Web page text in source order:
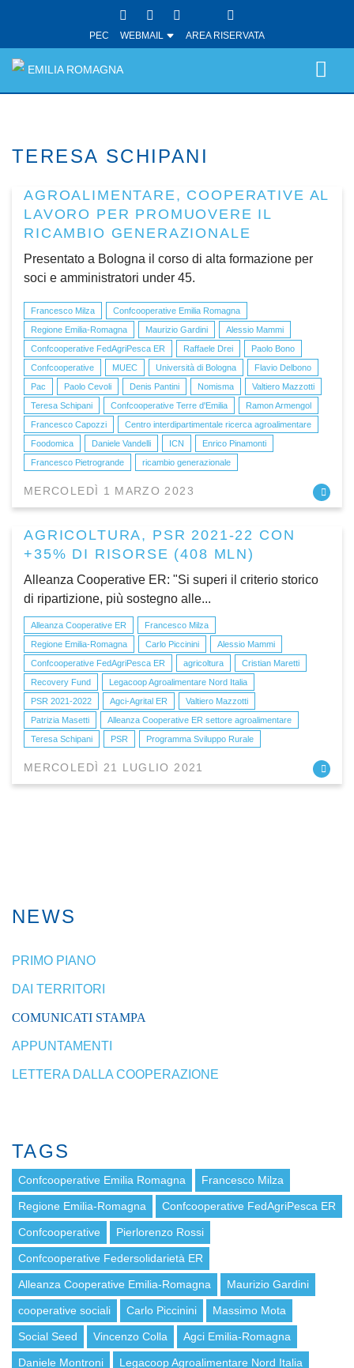
PEC WEBMAIL AREA RISERVATA
EMILIA ROMAGNA
TERESA SCHIPANI
AGROALIMENTARE, COOPERATIVE AL
LAVORO PER PROMUOVERE IL
RICAMBIO GENERAZIONALE
Presentato a Bologna il corso di alta formazione per
soci e amministratori under 45.
Francesco Milza
Confcooperative Emilia Romagna
Regione Emilia-Romagna
Maurizio Gardini
Alessio Mammi
Confcooperative FedAgriPesca ER
Raffaele Drei
Paolo Bono
Confcooperative
MUEC Università di Bologna
Flavio Delbono
Pac
Paolo Cevoli Denis Pantini Nomisma
Valtiero Mazzotti
Teresa Schipani
Confcooperative Terre d'Emilia
Ramon Armengol
Francesco Capozzi
Centro interdipartimentale ricerca agroalimentare
Foodomica
Daniele Vandelli ICN
Enrico Pinamonti
Francesco Pietrogrande
ricambio generazionale
MERCOLEDÌ 1 MARZO 2023
AGRICOLTURA, PSR 2021-22 CON
+35% DI RISORSE (408 MLN)
Alleanza Cooperative ER: "Si superi il criterio storico
di ripartizione, più sostegno alle...
Alleanza Cooperative ER
Francesco Milza
Regione Emilia-Romagna
Carlo Piccinini
Alessio Mammi
Confcooperative FedAgriPesca ER
agricoltura
Cristian Maretti
Recovery Fund
Legacoop Agroalimentare Nord Italia
PSR 2021-2022
Agci-Agrital ER
Valtiero Mazzotti
Patrizia Masetti
Alleanza Cooperative ER settore agroalimentare
Teresa Schipani
PSR Programma Sviluppo Rurale
MERCOLEDÌ 21 LUGLIO 2021
NEWS
PRIMO PIANO
DAI TERRITORI
COMUNICATI STAMPA
APPUNTAMENTI
LETTERA DALLA COOPERAZIONE
TAGS
Confcooperative Emilia Romagna Francesco Milza
Regione Emilia-Romagna Confcooperative FedAgriPesca ER
Confcooperative Pierlorenzo Rossi
Confcooperative Federsolidarietà ER
Alleanza Cooperative Emilia-Romagna Maurizio Gardini
cooperative sociali Carlo Piccinini Massimo Mota
Social Seed Vincenzo Colla Agci Emilia-Romagna
Daniele Montroni Legacoop Agroalimentare Nord Italia